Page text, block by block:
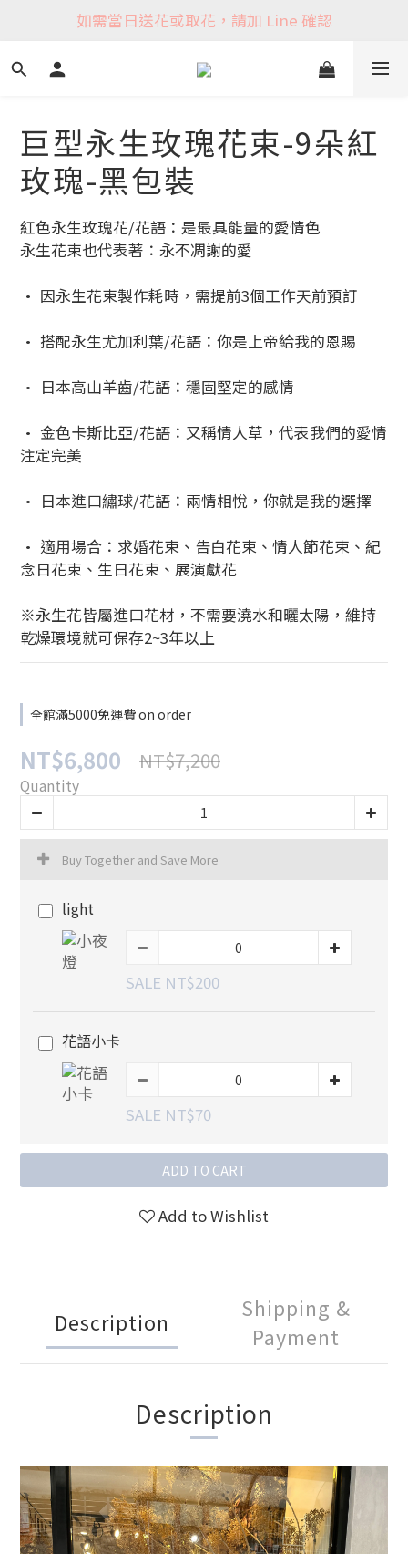
如需當日送花或取花，請加 Line 確認
巨型永生玫瑰花束-9朵紅
玫瑰-黑包裝
紅色永生玫瑰花/花語：是最具能量的愛情色
永生花束也代表著：永不凋謝的愛
• 因永生花束製作耗時，需提前3個工作天前預訂
• 搭配永生尤加利葉/花語：你是上帝給我的恩賜
• 日本高山羊齒/花語：穩固堅定的感情
• 金色卡斯比亞/花語：又稱情人草，代表我們的愛情
注定完美
• 日本進口繡球/花語：兩情相悅，你就是我的選擇
• 適用場合：求婚花束、告白花束、情人節花束、紀
念日花束、生日花束、展演獻花
※永生花皆屬進口花材，不需要澆水和曬太陽，維持
乾燥環境就可保存2~3年以上
全館滿5000免運費 on order
NT$6,800 NT$7,200
Quantity
Buy Together and Save More
light
SALE NT$200
花語小卡
SALE NT$70
ADD TO CART
Add to Wishlist
Description
Shipping &
Payment
Description